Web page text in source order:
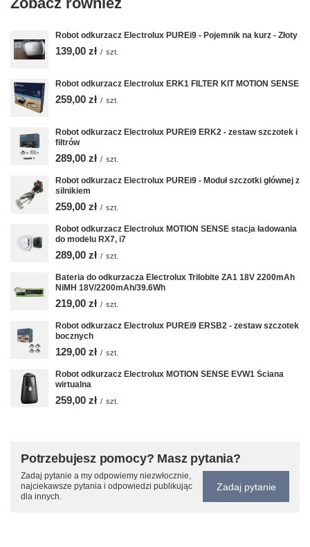
Robot odkurzacz Electrolux PUREi9 - Pojemnik na kurz - Złoty
139,00 zł / szt.
Robot odkurzacz Electrolux ERK1 FILTER KIT MOTION SENSE
259,00 zł / szt.
Robot odkurzacz Electrolux PUREi9 ERK2 - zestaw szczotek i
filtrów
289,00 zł / szt.
Robot odkurzacz Electrolux PUREi9 - Moduł szczotki głównej z
silnikiem
259,00 zł / szt.
Robot odkurzacz Electrolux MOTION SENSE stacja ładowania
do modelu RX7, i7
289,00 zł / szt.
Bateria do odkurzacza Electrolux Trilobite ZA1 18V 2200mAh
NiMH 18V/2200mAh/39.6Wh
219,00 zł / szt.
Robot odkurzacz Electrolux PUREi9 ERSB2 - zestaw szczotek
bocznych
129,00 zł / szt.
Robot odkurzacz Electrolux MOTION SENSE EVW1 Ściana
wirtualna
259,00 zł / szt.
Potrzebujesz pomocy? Masz pytania?
Zadaj pytanie a my odpowiemy niezwłocznie,
najciekawsze pytania i odpowiedzi publikując
dla innych.
Zadaj pytanie